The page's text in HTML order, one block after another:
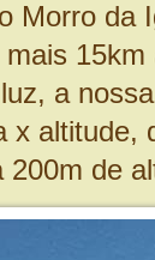
Morro da
a
x altitude,
200m de